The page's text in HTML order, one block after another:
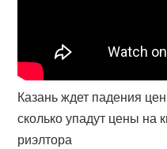
Казань ждет падения
сколько упадут цены на
риэлтора